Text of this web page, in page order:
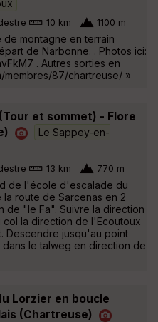
10 km 1100 m
montagne en terrain
de Narbonne. . Photos ici:
. Autres sorties en
membres/87/chartreuse/ »
et sommet) - Flore
Le Sappey-en-
13 km 770 m
de l'école d'escalade du
route de Sarcenas en 2
de "le Fa". Suivre la direction
la direction de l'Ecoutoux
Descendre jusqu'au point
dans le talweg en direction de
Lorzier en boucle
(Chartreuse)